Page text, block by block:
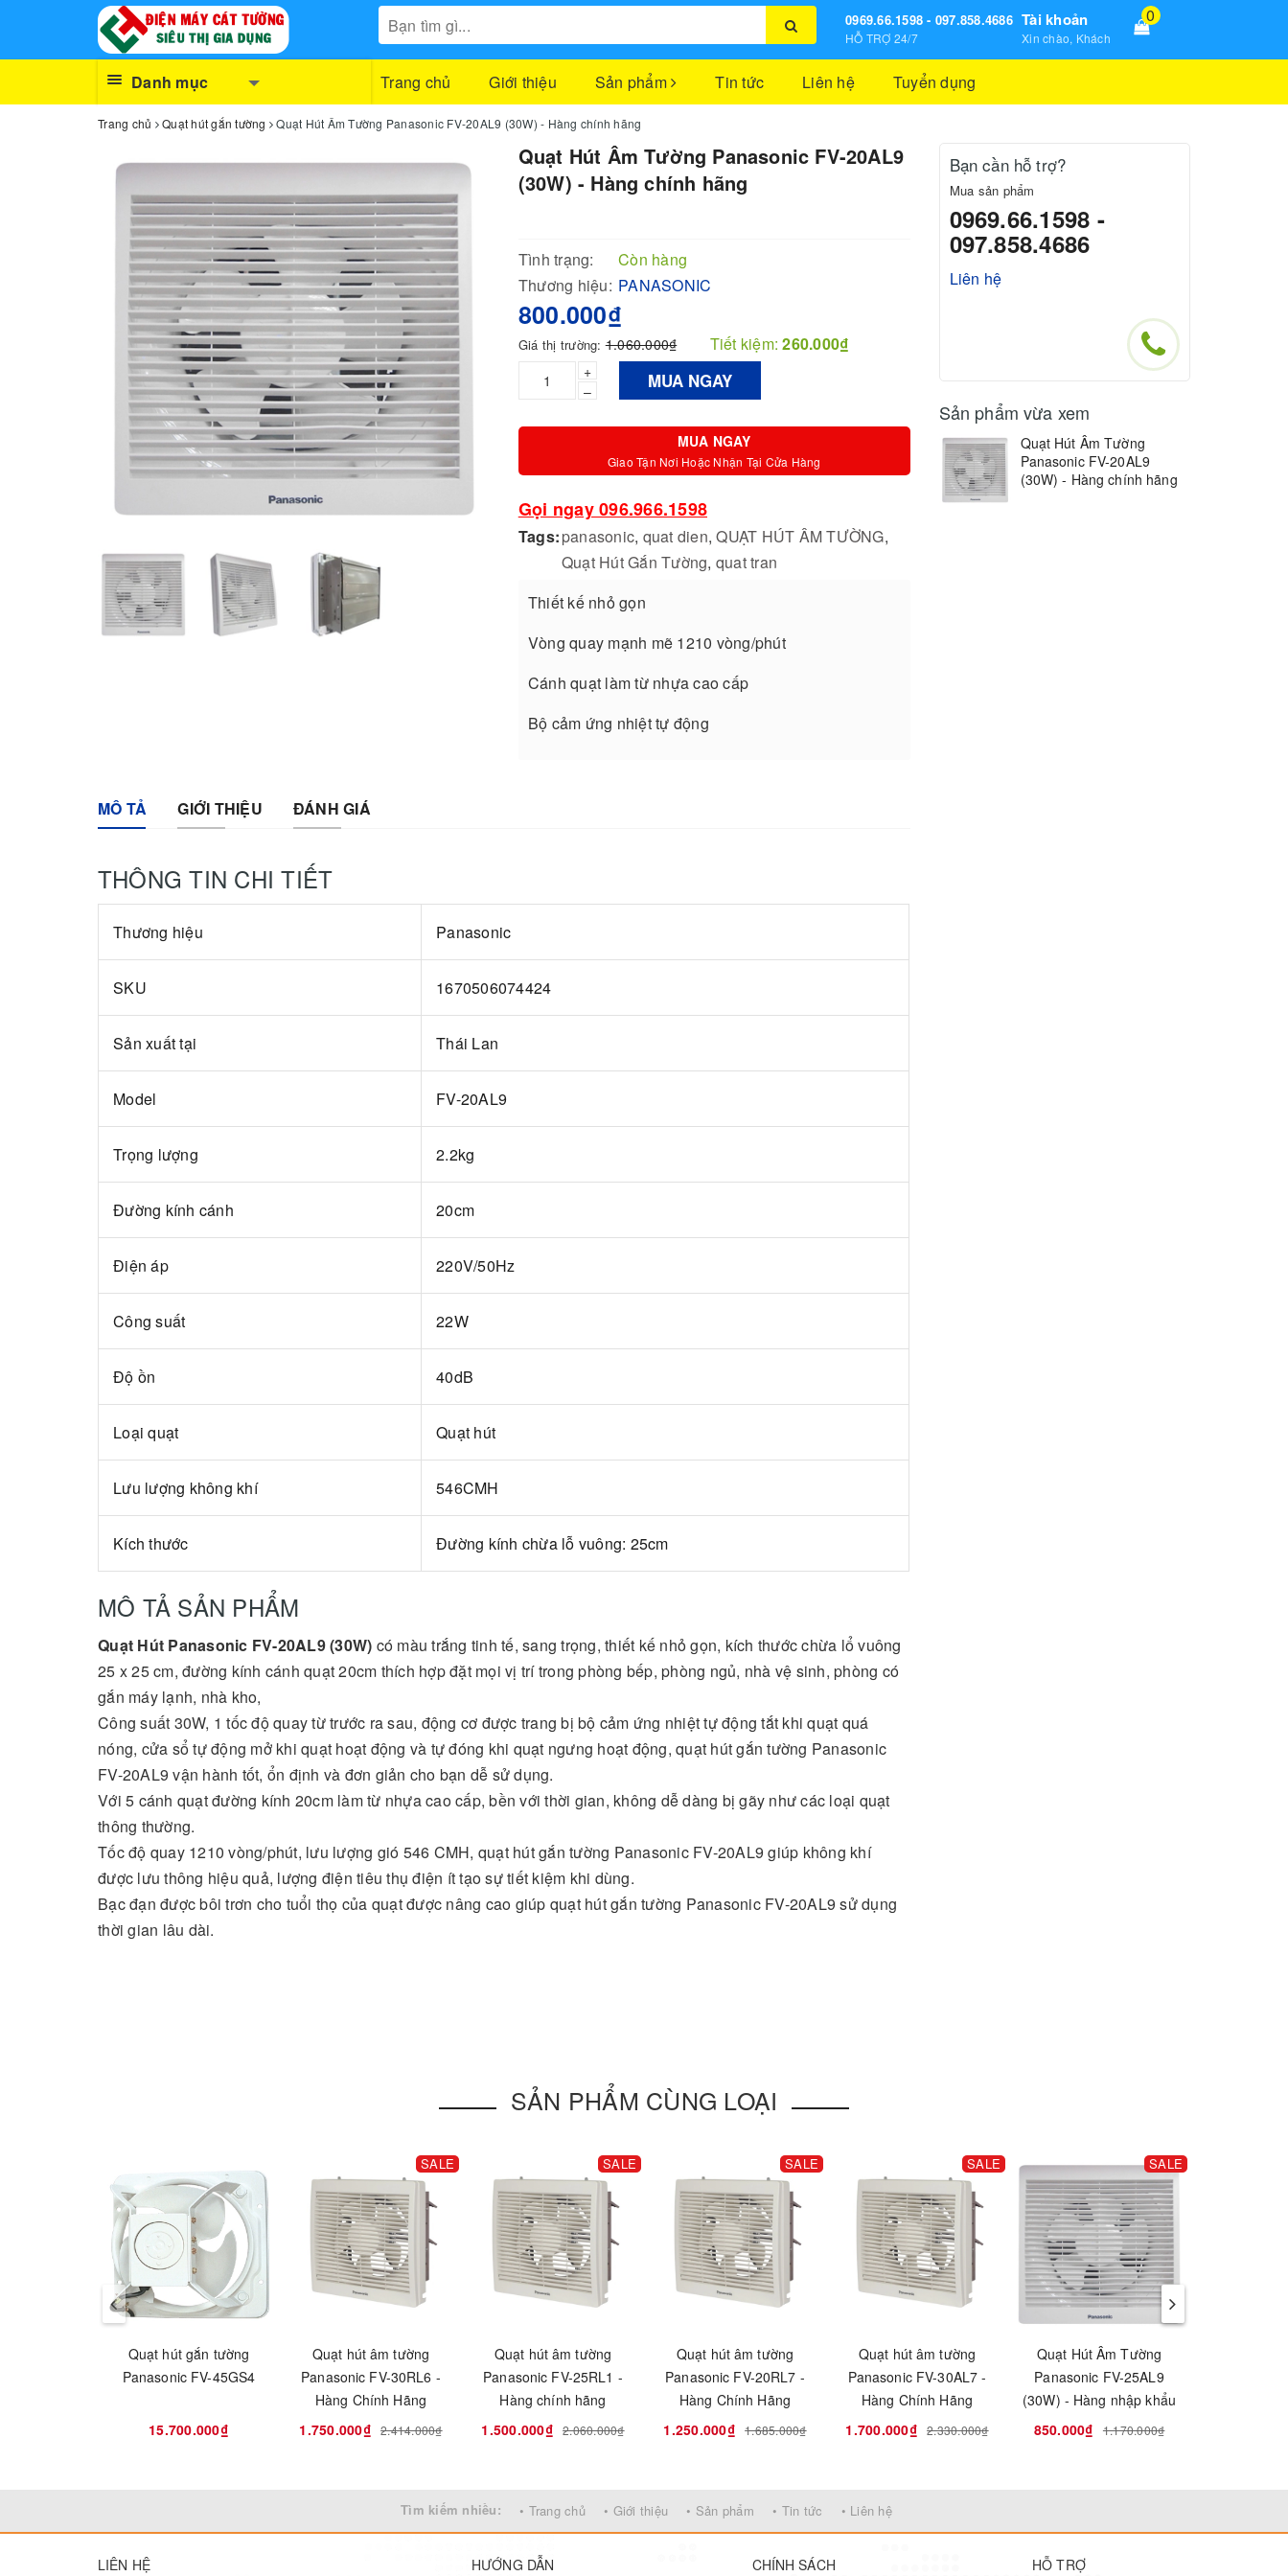
0969.66.1598 - 097.858.4686
HỖ TRỢ 24/7
Tài khoản
Xin chào, Khách
0
Danh mục Trang chủ Giới thiệu Sản phẩm Tin tức Liên hệ Tuyển dụng
Trang chủ Quạt hút gắn tường Quạt Hút Âm Tường Panasonic FV-20AL9 (30W) - Hàng chính hãng
Quạt Hút Âm Tường Panasonic FV-20AL9
(30W) - Hàng chính hãng
Tình trạng:
Còn hàng
Thương hiệu: PANASONIC
800.000₫
Giá thị trường:1.060.000₫ Tiết kiệm:260.000₫
+
–
MUA NGAY
MUA NGAY
Giao Tận Nơi Hoặc Nhận Tại Cửa Hàng
Gọi ngay 096.966.1598
Tags:panasonic, quat dien,QUẠT HÚT ÂM TƯỜNG,
Quạt Hút Gắn Tường, quat tran
Thiết kế nhỏ gọn
Vòng quay mạnh mẽ 1210 vòng/phút
Cánh quạt làm từ nhựa cao cấp
Bộ cảm ứng nhiệt tự động
MÔ TẢ GIỚI THIỆU ĐÁNH GIÁ
THÔNG TIN CHI TIẾT
Thương hiệu Panasonic
SKU 1670506074424
Sản xuất tại Thái Lan
Model FV-20AL9
Trọng lượng 2.2kg
Đường kính cánh 20cm
Điện áp 220V/50Hz
Công suất 22W
Độ ồn 40dB
Loại quạt Quạt hút
Lưu lượng không khí 546CMH
Kích thước Đường kính chừa lỗ vuông: 25cm
MÔ TẢ SẢN PHẨM
Quạt Hút Panasonic FV-20AL9 (30W) có màu trắng tinh tế, sang trọng, thiết kế nhỏ gọn, kích thước chừa lổ vuông
25 x 25 cm, đường kính cánh quạt 20cm thích hợp đặt mọi vị trí trong phòng bếp, phòng ngủ, nhà vệ sinh, phòng có
gắn máy lạnh, nhà kho,
Công suất 30W, 1 tốc độ quay từ trước ra sau, động cơ được trang bị bộ cảm ứng nhiệt tự động tắt khi quạt quá
nóng, cửa sổ tự động mở khi quạt hoạt động và tự đóng khi quạt ngưng hoạt động, quạt hút gắn tường Panasonic
FV-20AL9 vận hành tốt, ổn định và đơn giản cho bạn dễ sử dụng.
Với 5 cánh quạt đường kính 20cm làm từ nhựa cao cấp, bền với thời gian, không dễ dàng bị gãy như các loại quạt
thông thường.
Tốc độ quay 1210 vòng/phút, lưu lượng gió 546 CMH, quạt hút gắn tường Panasonic FV-20AL9 giúp không khí
được lưu thông hiệu quả, lượng điện tiêu thụ điện ít tạo sự tiết kiệm khi dùng.
Bạc đạn được bôi trơn cho tuổi thọ của quạt được nâng cao giúp quạt hút gắn tường Panasonic FV-20AL9 sử dụng
thời gian lâu dài.
Bạn cần hỗ trợ?
Mua sản phẩm
0969.66.1598 -
097.858.4686
Liên hệ
Sản phẩm vừa xem
Quạt Hút Âm Tường
Panasonic FV-20AL9
(30W) - Hàng chính hãng
SẢN PHẨM CÙNG LOẠI
Quạt hút gắn tường
Panasonic FV-45GS4
15.700.000₫
SALE
Quạt hút âm tường
Panasonic FV-30RL6 -
Hàng Chính Hãng
1.750.000₫ 2.414.000₫
SALE
Quạt hút âm tường
Panasonic FV-25RL1 -
Hàng chính hãng
1.500.000₫ 2.060.000₫
SALE
Quạt hút âm tường
Panasonic FV-20RL7 -
Hàng Chính Hãng
1.250.000₫ 1.685.000₫
SALE
Quạt hút âm tường
Panasonic FV-30AL7 -
Hàng Chính Hãng
1.700.000₫ 2.330.000₫
SALE
Quạt Hút Âm Tường
Panasonic FV-25AL9
(30W) - Hàng nhập khẩu
850.000₫
1.170.000₫
Tìm kiếm nhiều: • Trang chủ • Giới thiệu • Sản phẩm • Tin tức • Liên hệ
LIÊN HỆ HƯỚNG DẪN CHÍNH SÁCH HỖ TRỢ